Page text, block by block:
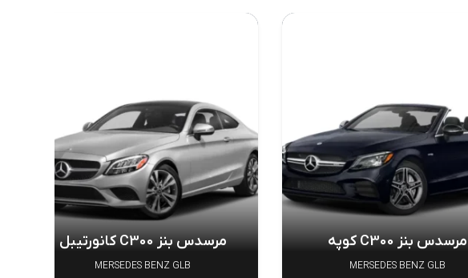
مرسدس بنز C300 کوپه
MERSEDES BENZ GLB
مرسدس بنز C300 کانورتیبل
MERSEDES BENZ GLB